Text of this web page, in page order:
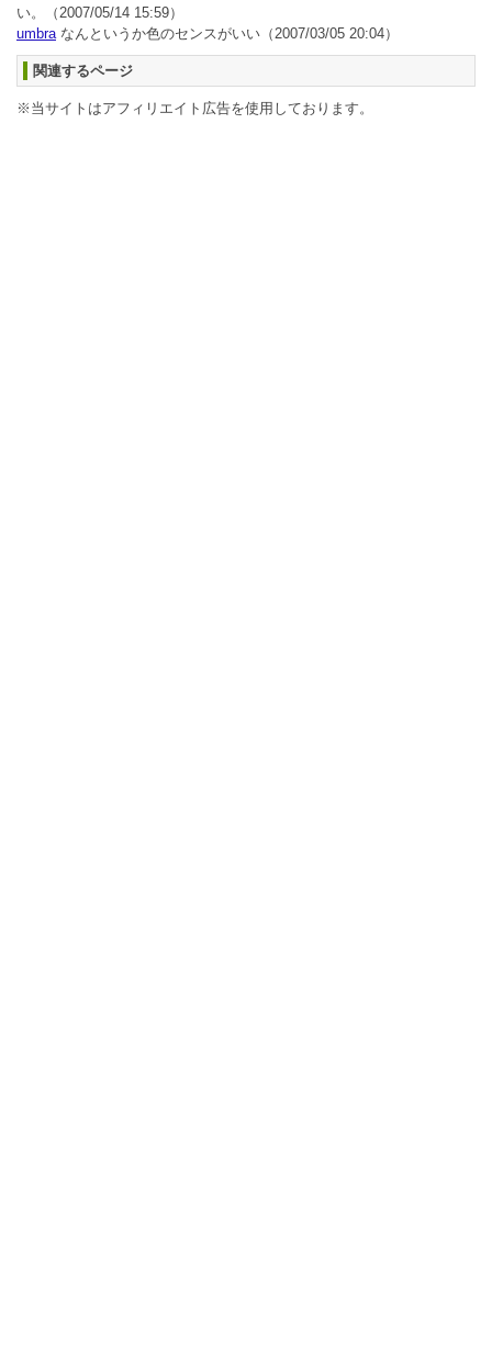
い。
（2007/05/14 15:59）
umbraなんというか色のセンスがいい （2007/03/05 20:04）
関連するページ
※当サイトはアフィリエイト広告を使用しております。